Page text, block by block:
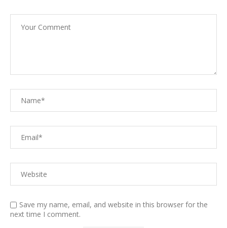
Save my name, email, and website in this browser for the
next time I comment.